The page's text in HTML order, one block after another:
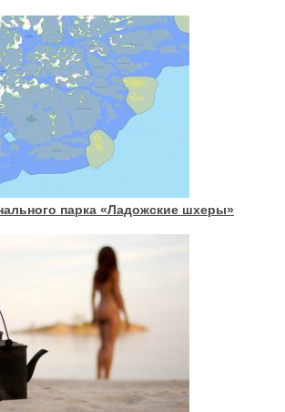
парка «Ладожские шхеры»